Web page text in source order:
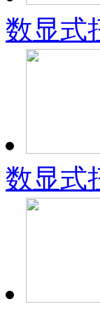
数显式
数显式